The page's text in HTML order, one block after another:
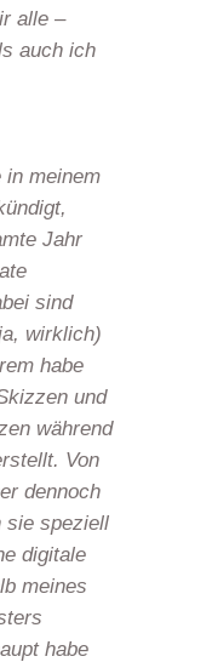
alle –
auch ich
meinem
Jahr
sind
wirklich)
habe
und
während
Von
dennoch
sie speziell
digitale
meines
habe